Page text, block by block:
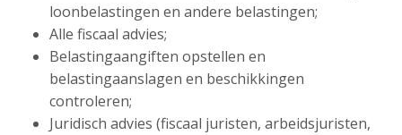
loonbelastingen en andere belastingen;
Alle fiscaal advies;
Belastingaangiften opstellen en
belastingaanslagen en beschikkingen
controleren;
Juridisch advies (fiscaal juristen, arbeidsjuristen,